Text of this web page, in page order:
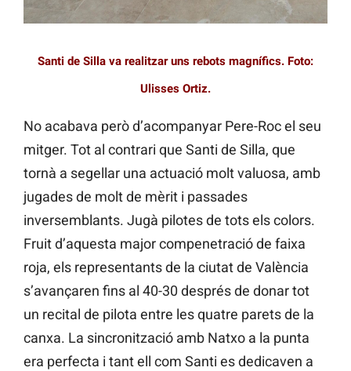
Santi de Silla va realitzar uns rebots magnífics. Foto:
Ulisses Ortiz.
No acabava però d’acompanyar Pere-Roc el seu
mitger. Tot al contrari que Santi de Silla, que
tornà a segellar una actuació molt valuosa, amb
jugades de molt de mèrit i passades
inversemblants. Jugà pilotes de tots els colors.
Fruit d’aquesta major compenetració de faixa
roja, els representants de la ciutat de València
s’avançaren fins al 40-30 després de donar tot
un recital de pilota entre les quatre parets de la
canxa. La sincronització amb Natxo a la punta
era perfecta i tant ell com Santi es dedicaven a